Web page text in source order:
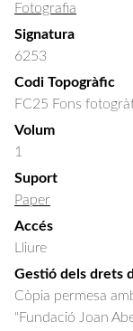
Fotografia
Signatura
6253
Codi Topogràfic
FC25 Fons
Volum
1
Suport
Paper
Accés
Lliure
Gestió dels drets
Còpia permesa
"Fundació Joan